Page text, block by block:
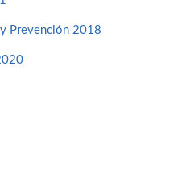
Prevención 2018